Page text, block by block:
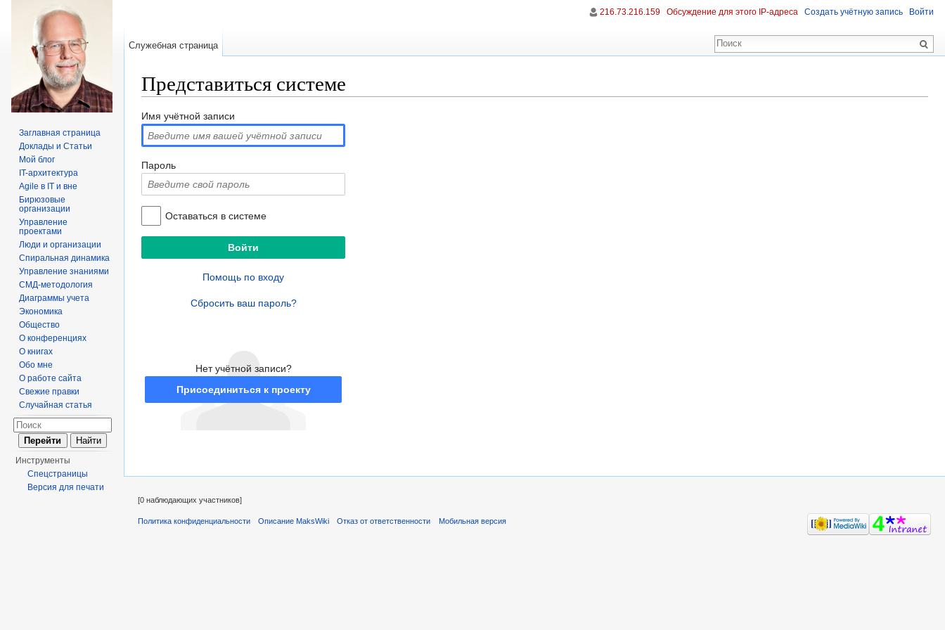
Представиться системе
Имя учётной записи
Пароль
Оставаться в системе
Помощь по входу
Сбросить ваш пароль?
Нет учётной записи?
Присоединиться к проекту
216.73.216.159 Обсуждение для этого IP-адреса Создать учётную запись Войти
Служебная страница
Заглавная страница
Доклады и Статьи
Мой блог
IT-архитектура
Agile в IT и вне
Бирюзовые
организации
Управление
проектами
Люди и организации
Спиральная динамика
Управление знаниями
СМД-методология
Диаграммы учета
Экономика
Общество
О конференциях
О книгах
Обо мне
О работе сайта
Свежие правки
Случайная статья
Инструменты
Спецстраницы
Версия для печати
[0 наблюдающих участников]
Политика конфиденциальности Описание MaksWiki Отказ от ответственности Мобильная версия